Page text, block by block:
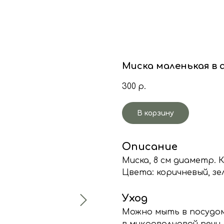
Миска маленькая
300 р.
В корзину
Описание
Миска, 8 см диаметр.
Цвета: коричневый,
Уход
Можно мыть в